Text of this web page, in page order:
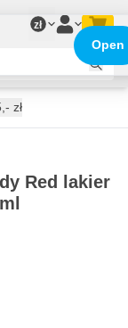
zł
zł
Red lakier
Open